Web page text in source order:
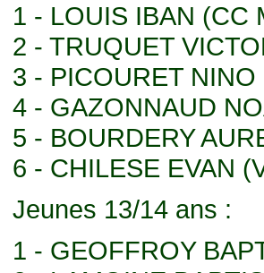
1 - LOUIS IBAN (CC
2 - TRUQUET
3 - PICOURET
4 - GAZONNAUD
5 - BOURDERY
6 - CHILESE EVAN
Jeunes 13/14 ans :
1 - GEOFFROY